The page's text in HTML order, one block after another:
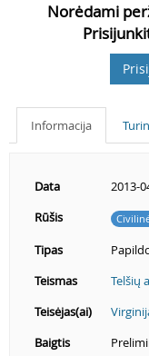
Norėdami
Informacija
Data
2013-
Rūšis
Tipas
Teismas
Telšių
Teisėjas(ai)
Baigtis